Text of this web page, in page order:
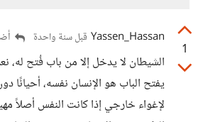
1
Yassen_Hassan قبل سنة واحدة
الشيطان لا يدخل إلا من باب فُتح له،
يفتح الباب هو الإنسان نفسه، أحيانًا
لإغواء خارجي إذا كانت النفس أصلاً